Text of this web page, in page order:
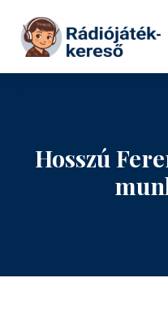
Tovább a tartalomhoz
Hosszú